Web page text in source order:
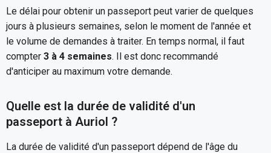
Le délai pour obtenir un passeport peut varier de quelques
jours à plusieurs semaines, selon le moment de l'année et
le volume de demandes à traiter. En temps normal, il faut
compter 3 à 4 semaines. Il est donc recommandé
d'anticiper au maximum votre demande.
Quelle est la durée de validité d'un
passeport à Auriol ?
La durée de validité d'un passeport dépend de l'âge du